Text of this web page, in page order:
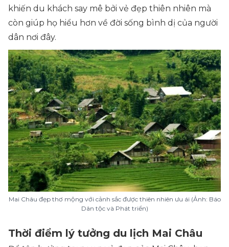
khiến du khách say mê bởi vẻ đẹp thiên nhiên mà
còn giúp họ hiểu hơn về đời sống bình dị của người
dân nơi đây.
Mai Châu đẹp thơ mộng với cảnh sắc được thiên nhiên ưu ái (Ảnh: Báo
Dân tộc và Phát triển)
Thời điểm lý tưởng du lịch Mai Châu